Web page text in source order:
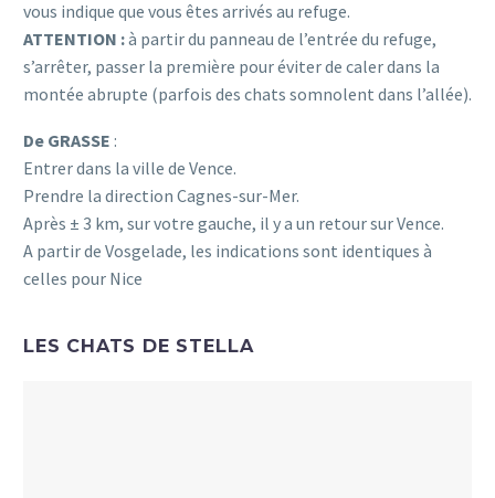
vous indique que vous êtes arrivés au refuge.
ATTENTION :à partir du panneau de l’entrée du refuge,
s’arrêter, passer la première pour éviter de caler dans la
montée abrupte (parfois des chats somnolent dans l’allée).
De GRASSE :
Entrer dans la ville de Vence.
Prendre la direction Cagnes-sur-Mer.
Après ± 3 km, sur votre gauche, il y a un retour sur Vence.
A partir de Vosgelade, les indications sont identiques à
celles pour Nice
LES CHATS DE STELLA